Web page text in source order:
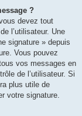
?
devez tout
l’utilisateur. Une
signature » depuis
Vous pouvez
vos messages en
de l’utilisateur. Si
plus utile de
votre signature.